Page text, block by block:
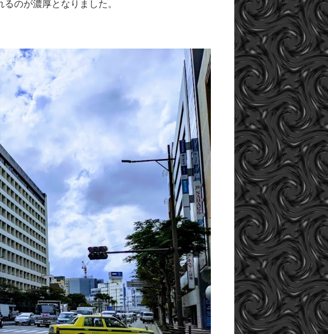
のが濃厚となりました。